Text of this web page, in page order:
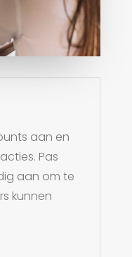
aan en
Pas
aan om te
kunnen